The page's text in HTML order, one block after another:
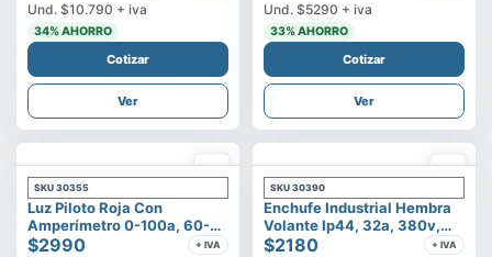
Und. $10.790 + iva
34% AHORRO
Cotizar
Ver
Und. $5290 + iva
33% AHORRO
Cotizar
Ver
SKU 30355
Luz Piloto Roja Con
Amperímetro 0-100a, 60-
500v
$2990 + IVA
SKU 30390
Enchufe Industrial Hembra
Volante Ip44, 32a, 380v,
3p+t
$2180 + IVA